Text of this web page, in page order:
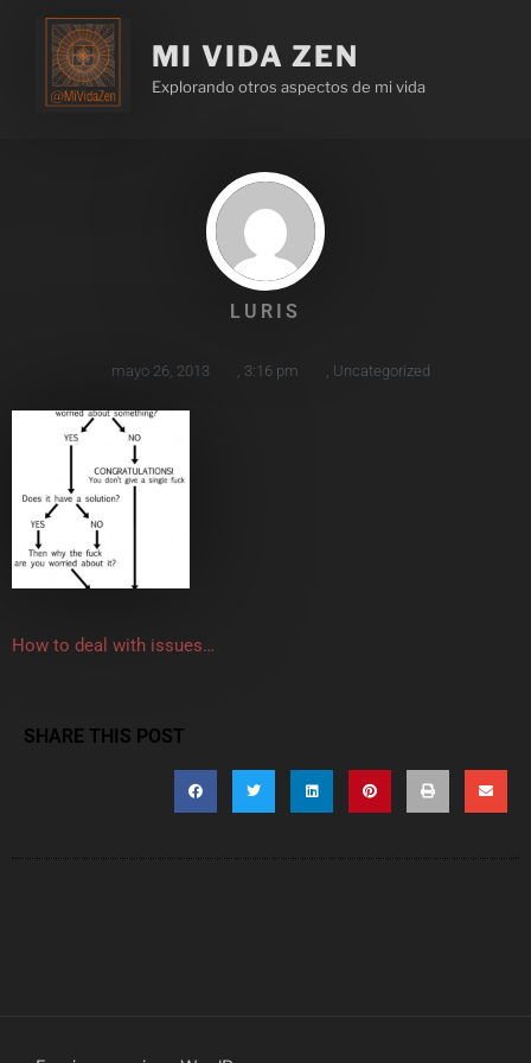
MI VIDA ZEN
Explorando otros aspectos de mi vida
LURIS
mayo 26, 2013 3:16 pm Uncategorized
How to deal with issues…
SHARE THIS POST